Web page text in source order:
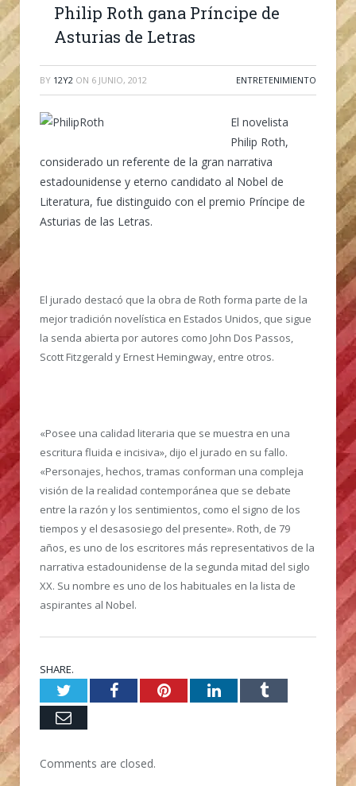
Philip Roth gana Príncipe de
Asturias de Letras
BY 12Y2 ON 6 JUNIO, 2012 ENTRETENIMIENTO
El novelista
Philip Roth,
considerado un referente de la gran narrativa
estadounidense y eterno candidato al Nobel de
Literatura, fue distinguido con el premio Príncipe de
Asturias de las Letras.
El jurado destacó que la obra de Roth forma parte de la
mejor tradición novelística en Estados Unidos, que sigue
la senda abierta por autores como John Dos Passos,
Scott Fitzgerald y Ernest Hemingway, entre otros.
«Posee una calidad literaria que se muestra en una
escritura fluida e incisiva», dijo el jurado en su fallo.
«Personajes, hechos, tramas conforman una compleja
visión de la realidad contemporánea que se debate
entre la razón y los sentimientos, como el signo de los
tiempos y el desasosiego del presente». Roth, de 79
años, es uno de los escritores más representativos de la
narrativa estadounidense de la segunda mitad del siglo
XX. Su nombre es uno de los habituales en la lista de
aspirantes al Nobel.
SHARE.
TwitterFacebookPinterestLinkedInTumblr
Email
Comments are closed.